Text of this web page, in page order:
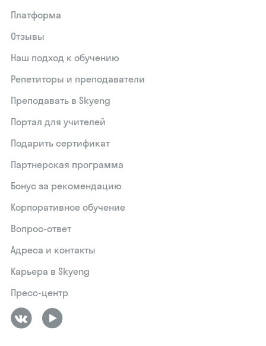
Платформа
Отзывы
Наш подход к обучению
Репетиторы и преподаватели
Преподавать в Skyeng
Портал для учителей
Подарить сертификат
Партнерская программа
Бонус за рекомендацию
Корпоративное обучение
Вопрос-ответ
Адреса и контакты
Карьера в Skyeng
Пресс-центр